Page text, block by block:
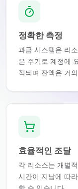
정확한 측정
과금 시스템은 리
은 주기로 계정에
적되며 잔액은 거
효율적인 조달
각 리소스는 개별
시간이 지남에 따